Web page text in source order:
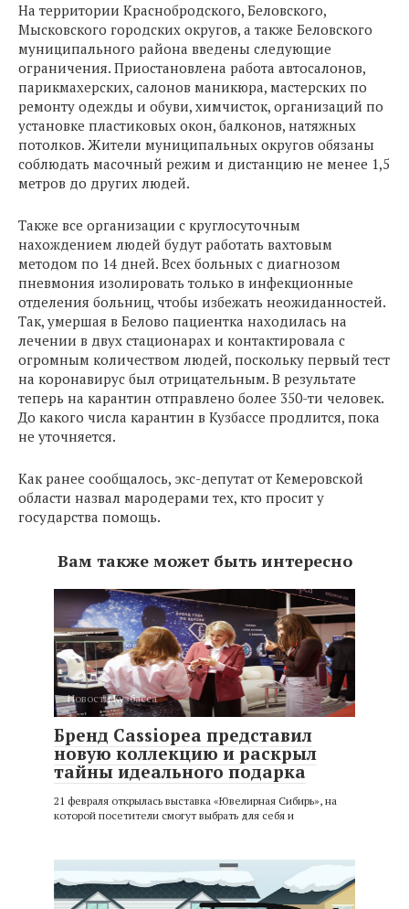
На территории Краснобродского, Беловского,
Мысковского городских округов, а также Беловского
муниципального района введены следующие
ограничения. Приостановлена работа автосалонов,
парикмахерских, салонов маникюра, мастерских по
ремонту одежды и обуви, химчисток, организаций по
установке пластиковых окон, балконов, натяжных
потолков. Жители муниципальных округов обязаны
соблюдать масочный режим и дистанцию не менее 1,5
метров до других людей.
Также все организации с круглосуточным
нахождением людей будут работать вахтовым
методом по 14 дней. Всех больных с диагнозом
пневмония изолировать только в инфекционные
отделения больниц, чтобы избежать неожиданностей.
Так, умершая в Белово пациентка находилась на
лечении в двух стационарах и контактировала с
огромным количеством людей, поскольку первый тест
на коронавирус был отрицательным. В результате
теперь на карантин отправлено более 350-ти человек.
До какого числа карантин в Кузбассе продлится, пока
не уточняется.
Как ранее сообщалось, экс-депутат от Кемеровской
области назвал мародерами тех, кто просит у
государства помощь.
Вам также может быть интересно
Новости Кузбасса
Бренд Cassiopea представил
новую коллекцию и раскрыл
тайны идеального подарка
21 февраля открылась выставка «Ювелирная Сибирь», на
которой посетители смогут выбрать для себя и